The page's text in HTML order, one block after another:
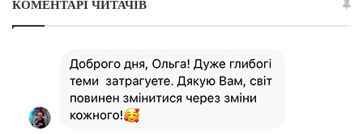
КОМЕНТАРІ ЧИТАЧІВ